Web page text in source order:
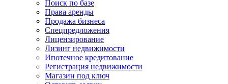
Поиск по базе
Права аренды
Продажа бизнеса
Спецпредложения
Лицензирование
Лизинг недвижимости
Ипотечное кредитование
Регистрация недвижимости
Магазин под ключ